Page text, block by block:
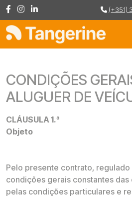
(+351)
CONDIÇÕES
ALUGUER DE
CLÁUSULA 1.ª
Objeto
Pelo presente contrato,
condições gerais constantes das
pelas condições particulares e